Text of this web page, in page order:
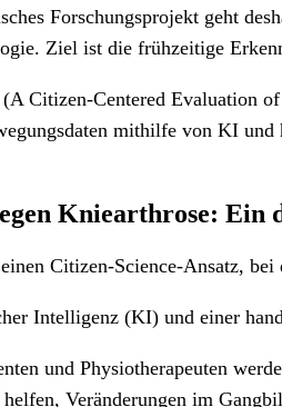
Forschungsprojekt geht
Ziel ist die frühzeitige
Citizen-Centered Evaluation
mithilfe von KI und
Kniearthrose:
Citizen-Science-Ansatz,
Intelligenz (KI) und einer
und Physiotherapeuten
Veränderungen im